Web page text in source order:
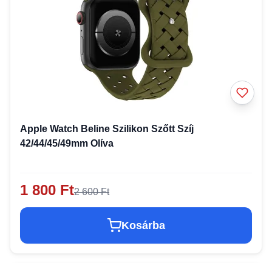
Apple Watch Beline Szilikon Szőtt Szíj
42/44/45/49mm Olíva
1 800 Ft2 600 Ft
Kosárba